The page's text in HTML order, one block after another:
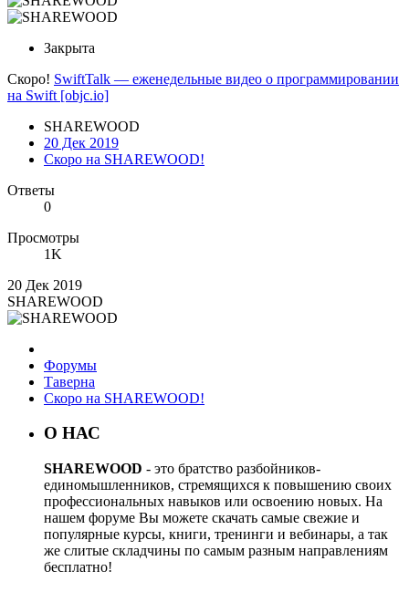
Закрыта
Скоро! SwiftTalk — еженедельные видео о программировании
на Swift [objc.io]
SHAREWOOD
20 Дек 2019
Скоро на SHAREWOOD!
Ответы
0
Просмотры
1K
20 Дек 2019
SHAREWOOD
Форумы
Таверна
Скоро на SHAREWOOD!
О НАС
SHAREWOOD - это братство разбойников-
единомышленников, стремящихся к повышению своих
профессиональных навыков или освоению новых. На
нашем форуме Вы можете скачать самые свежие и
популярные курсы, книги, тренинги и вебинары, а так
же слитые складчины по самым разным направлениям
бесплатно!